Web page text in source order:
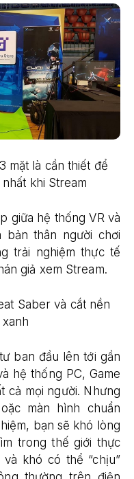
mặt là cần thiết để
khi Stream
giữa hệ thống VR và
bản thân người chơi
trải nghiệm thực tế
giả xem Stream.
Saber và cắt nền
ban đầu lên tới gần
hệ thống PC, Game
cả mọi người. Nhưng
màn hình chuẩn
bạn sẽ khó lòng
trong thế giới thực
khó có thể “chịu”